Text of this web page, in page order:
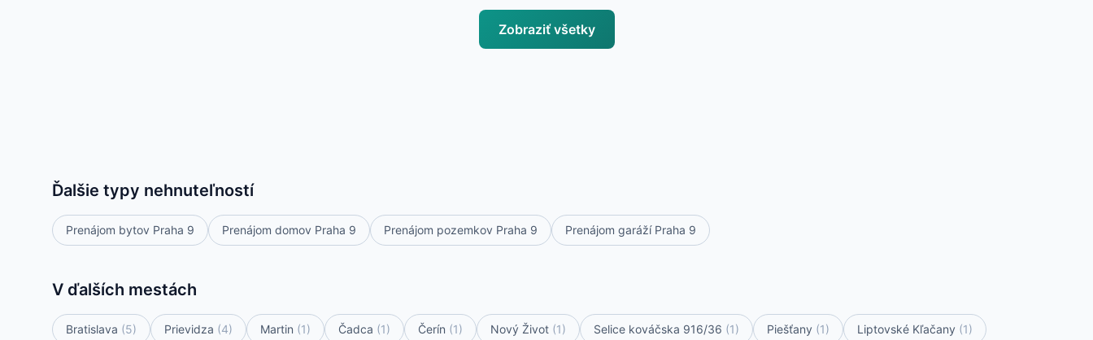
Zobraziť všetky
Ďalšie typy nehnuteľností
Prenájom bytov Praha 9 Prenájom domov Praha 9 Prenájom pozemkov Praha 9 Prenájom garáží Praha 9
V ďalších mestách
Bratislava (5) Prievidza (4) Martin (1) Čadca (1) Čerín (1) Nový Život (1) Selice kováčska 916/36 (1) Piešťany (1) Liptovské Kľačany (1)